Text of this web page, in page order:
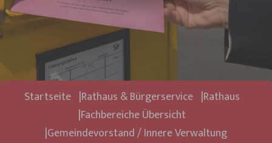
Sie sind hier:
Startseite Rathaus & Bürgerservice Rathaus
Fachbereiche Übersicht
Gemeindevorstand / Innere Verwaltung